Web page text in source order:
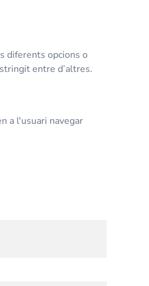
diferents opcions o
entre d’altres.
a l'usuari navegar